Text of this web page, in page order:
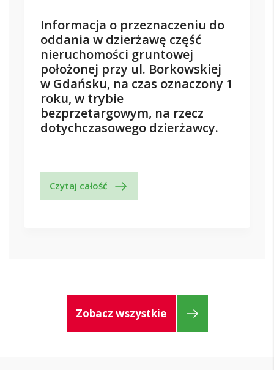
Informacja o przeznaczeniu do
oddania w dzierżawę część
nieruchomości gruntowej
położonej przy ul. Borkowskiej
w Gdańsku, na czas oznaczony 1
roku, w trybie
bezprzetargowym, na rzecz
dotychczasowego dzierżawcy.
Czytaj całość
Zobacz wszystkie